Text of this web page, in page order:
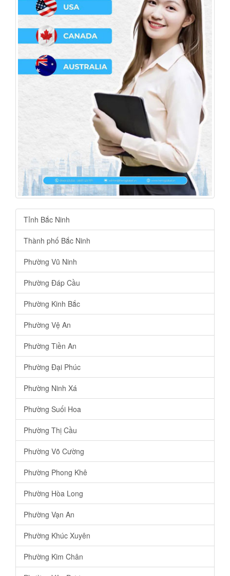
Tỉnh Bắc Ninh
Thành phố Bắc Ninh
Phường Vũ Ninh
Phường Đáp Cầu
Phường Kinh Bắc
Phường Vệ An
Phường Tiền An
Phường Đại Phúc
Phường Ninh Xá
Phường Suối Hoa
Phường Thị Cầu
Phường Võ Cường
Phường Phong Khê
Phường Hòa Long
Phường Vạn An
Phường Khúc Xuyên
Phường Kim Chân